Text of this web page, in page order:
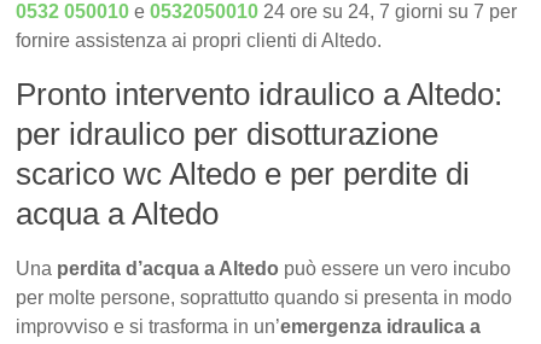
0532 050010 e0532050010 24 ore su 24, 7 giorni su 7 per
fornire assistenza ai propri clienti di Altedo.
Pronto intervento idraulico a Altedo:
per idraulico per disotturazione
scarico wc Altedo e per perdite di
acqua a Altedo
Una perdita d’acqua a Altedo può essere un vero incubo
per molte persone, soprattutto quando si presenta in modo
improvviso e si trasforma in un’emergenza idraulica a